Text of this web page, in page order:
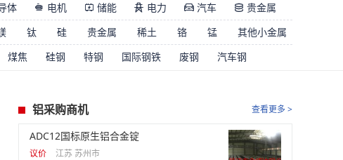
体  电机  储能  电力  汽车  贵金属
钛 硅 贵金属 稀土 铬 锰
其他小金属
煤焦 硅钢 特钢 国际钢铁 废钢 汽车钢
铝采购商机 查看更多 >
ADC12国标原生铝合金锭
议价 江苏 苏州市